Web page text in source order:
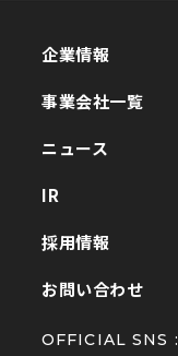
企業情報
事業会社一覧
ニュース
IR
採用情報
お問い合わせ
OFFICIAL SNS :